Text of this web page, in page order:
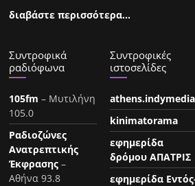
διαβάστε περισσότερα…
Συντροφικά
ραδιόφωνα
105fm – Μυτιλήνη
105.0
Ραδιοζώνες
Ανατρεπτικής
Έκφρασης –
Αθήνα 93.8
Συντροφικές
ιστοσελίδες
athens.indymedia
kinimatorama
εφημερίδα
δρόμου ΑΠΑΤΡΙΣ
εφημερίδα